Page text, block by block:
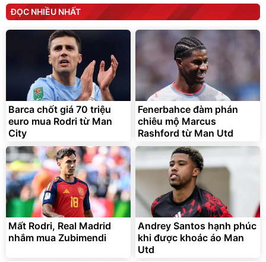
ĐỌC NHIỀU NHẤT
Barca chốt giá 70 triệu
euro mua Rodri từ Man
City
Fenerbahce đàm phán
chiêu mộ Marcus
Rashford từ Man Utd
Mất Rodri, Real Madrid
nhắm mua Zubimendi
Andrey Santos hạnh phúc
khi được khoác áo Man
Utd